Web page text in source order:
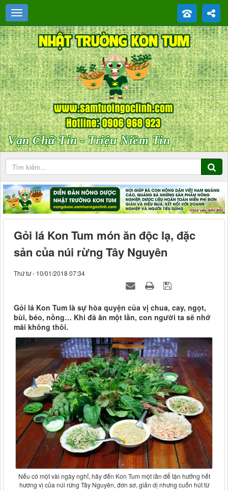
Vạn Chữ Tín - Triệu Niềm Tin
Gỏi lá Kon Tum món ăn độc lạ, đặc
sản của núi rừng Tây Nguyên
Thứ tư - 10/01/2018 07:34
Gỏi lá Kon Tum là sự hòa quyện của vị chua, cay, ngọt,
bùi, béo, nồng… Khi đã ăn một lần, con người ta sẽ nhớ
mãi không thôi.
Nếu có một vài ngày nghỉ, hãy đến Kon Tum một lần để tận hưởng hết
hương vị của núi rừng Tây Nguyên, đơn sơ, giản dị nhưng cuốn hút từ